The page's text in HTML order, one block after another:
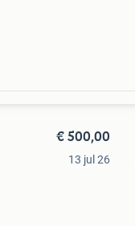
€ 500,00
13 jul 26